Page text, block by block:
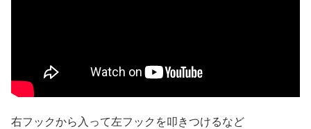
右フックから入って左フックを叩きつけるなど